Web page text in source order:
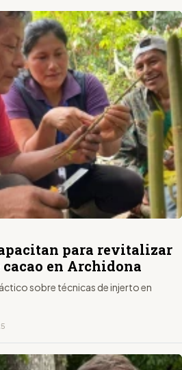
para revitalizar
en Archidona
sobre técnicas de injerto en